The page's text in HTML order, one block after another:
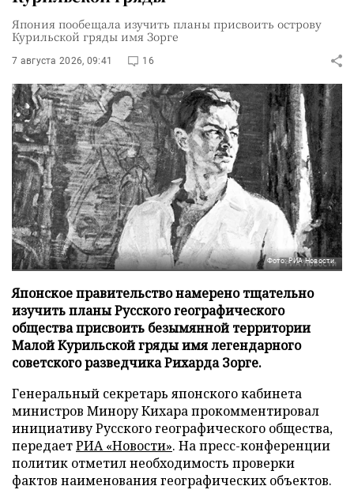
Япония пообещала изучить планы присвоить острову
Курильской гряды имя Зорге
7 августа 2026, 09:41 16
Фото: РИА Новости
Японское правительство намерено тщательно
изучить планы Русского географического
общества присвоить безымянной территории
Малой Курильской гряды имя легендарного
советского разведчика Рихарда Зорге.
Генеральный секретарь японского кабинета
министров Минору Кихара прокомментировал
инициативу Русского географического общества,
передаетРИА «Новости». На пресс-конференции
политик отметил необходимость проверки
фактов наименования географических объектов.